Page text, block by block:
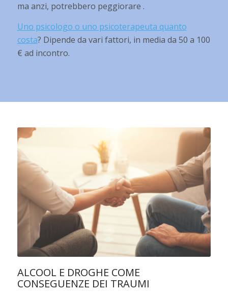
ma anzi, potrebbero peggiorare .
Uno psicologo o uno psicoterapeuta quanto
costa? Dipende da vari fattori, in media da 50 a 100
€ ad incontro.
ALCOOL E DROGHE COME
CONSEGUENZE DEI TRAUMI